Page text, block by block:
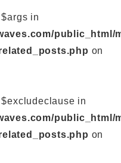
in
public_html/
on
in
public_html/
on